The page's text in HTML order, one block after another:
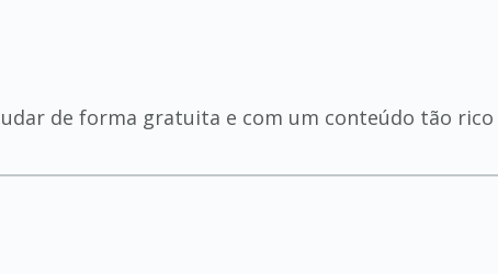
de forma gratuita e com um conteúdo tão